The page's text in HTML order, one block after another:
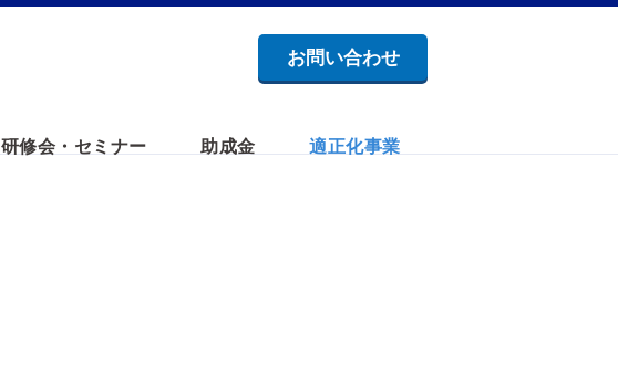
お問い合わせ
研修会・セミナー 助成金 適正化事業